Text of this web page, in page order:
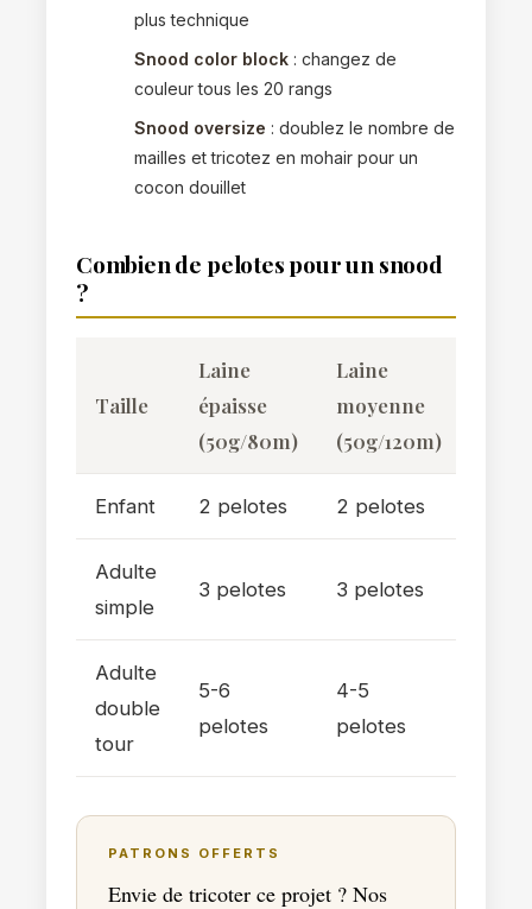
plus technique
Snood color block : changez de
couleur tous les 20 rangs
Snood oversize : doublez le nombre de
mailles et tricotez en mohair pour un
cocon douillet
Combien de pelotes pour un snood
?
Taille
Laine
épaisse
(50g/80m)
Laine
moyenne
(50g/120m)
Enfant 2 pelotes 2 pelotes
Adulte
simple
3 pelotes 3 pelotes
Adulte
double
tour
5-6
pelotes
4-5
pelotes
PATRONS OFFERTS
Envie de tricoter ce projet ? Nos